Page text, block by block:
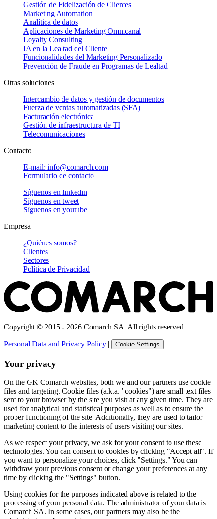
Gestión de Fidelización de Clientes
Marketing Automation
Analítica de datos
Aplicaciones de Marketing Omnicanal
Loyalty Consulting
IA en la Lealtad del Cliente
Funcionalidades del Marketing Personalizado
Prevención de Fraude en Programas de Lealtad
Otras soluciones
Intercambio de datos y gestión de documentos
Fuerza de ventas automatizadas (SFA)
Facturación electrónica
Gestión de infraestructura de TI
Telecomunicaciones
Contacto
E-mail: info@comarch.com
Formulario de contacto
Síguenos en linkedin
Síguenos en tweet
Síguenos en youtube
Empresa
¿Quiénes somos?
Clientes
Sectores
Política de Privacidad
Copyright © 2015 - 2026 Comarch SA. All rights reserved.
Personal Data and Privacy Policy | Cookie Settings
Your privacy
On the GK Comarch websites, both we and our partners use cookie
files and targeting. Cookie files (a.k.a. "cookies") are small text files
sent to your browser by the site you visit at any given time. They are
used for analytical and statistical purposes as well as to ensure the
proper functioning of the site. Additionally, they are used to tailor
marketing content to the interests of users visiting our sites.
As we respect your privacy, we ask for your consent to use these
technologies. You can consent to cookies by clicking "Accept all". If
you want to personalize your choices, click "Settings." You can
withdraw your previous consent or change your preferences at any
time by clicking the "Settings" button.
Using cookies for the purposes indicated above is related to the
processing of your personal data. The administrator of your data is
Comarch SA. In some cases, our partners may also be the